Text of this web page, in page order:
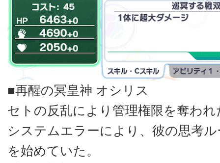
■再醒の冥皇神 オシリス
セトの反乱により管理権限を奪わ
システムエラーにより、彼の思考
を始めていた。